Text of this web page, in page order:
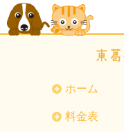
ホーム
料金表